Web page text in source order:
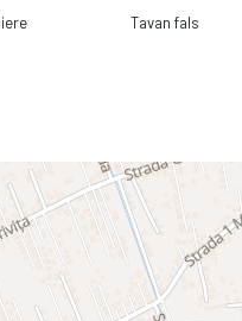
cu alte suprafețe disponibile
Tavan fals